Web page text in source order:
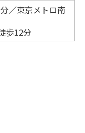
／東京メトロ南
歩12分